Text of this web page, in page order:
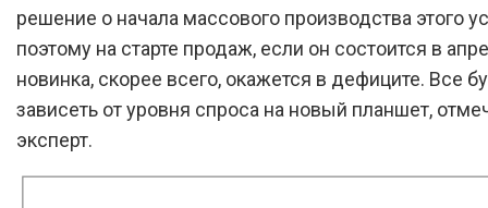
решение о начала массового производства этого
поэтому на старте продаж, если он состоится в
новинка, скорее всего, окажется в дефиците. Все
зависеть от уровня спроса на новый планшет,
эксперт.